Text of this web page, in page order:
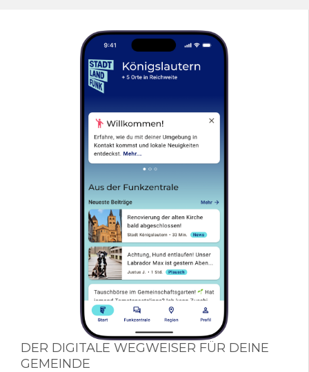
DER DIGITALE WEGWEISER FÜR DEINE
GEMEINDE